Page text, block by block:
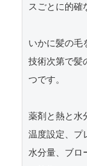
スごとに的確
いかに髪の毛
技術次第で髪
つです。
薬剤と熱と水
温度設定、プ
水分量、ブロ